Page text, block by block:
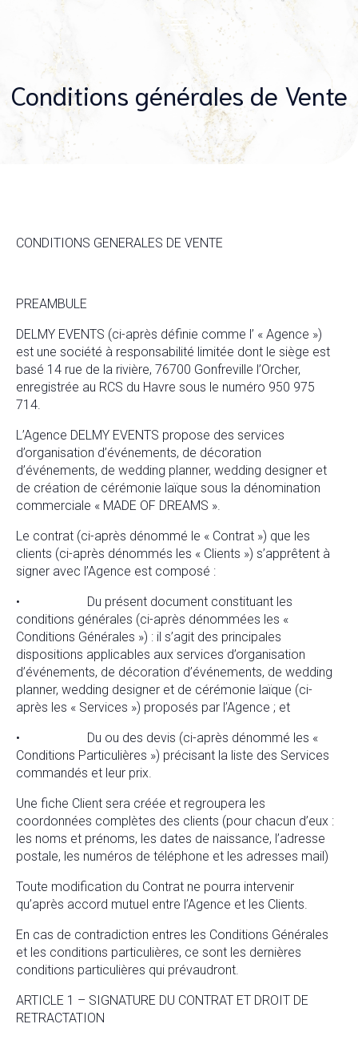
Conditions générales de Vente
CONDITIONS GENERALES DE VENTE
PREAMBULE
DELMY EVENTS (ci-après définie comme l’ « Agence »)
est une société à responsabilité limitée dont le siège est
basé 14 rue de la rivière, 76700 Gonfreville l’Orcher,
enregistrée au RCS du Havre sous le numéro 950 975
714.
L’Agence DELMY EVENTS propose des services
d’organisation d’événements, de décoration
d’événements, de wedding planner, wedding designer et
de création de cérémonie laïque sous la dénomination
commerciale « MADE OF DREAMS ».
Le contrat (ci-après dénommé le « Contrat ») que les
clients (ci-après dénommés les « Clients ») s’apprêtent à
signer avec l’Agence est composé :
• Du présent document constituant les
conditions générales (ci-après dénommées les «
Conditions Générales ») : il s’agit des principales
dispositions applicables aux services d’organisation
d’événements, de décoration d’événements, de wedding
planner, wedding designer et de cérémonie laïque (ci-
après les « Services ») proposés par l’Agence ; et
• Du ou des devis (ci-après dénommé les «
Conditions Particulières ») précisant la liste des Services
commandés et leur prix.
Une fiche Client sera créée et regroupera les
coordonnées complètes des clients (pour chacun d’eux :
les noms et prénoms, les dates de naissance, l’adresse
postale, les numéros de téléphone et les adresses mail)
Toute modification du Contrat ne pourra intervenir
qu’après accord mutuel entre l’Agence et les Clients.
En cas de contradiction entres les Conditions Générales
et les conditions particulières, ce sont les dernières
conditions particulières qui prévaudront.
ARTICLE 1 – SIGNATURE DU CONTRAT ET DROIT DE
RETRACTATION